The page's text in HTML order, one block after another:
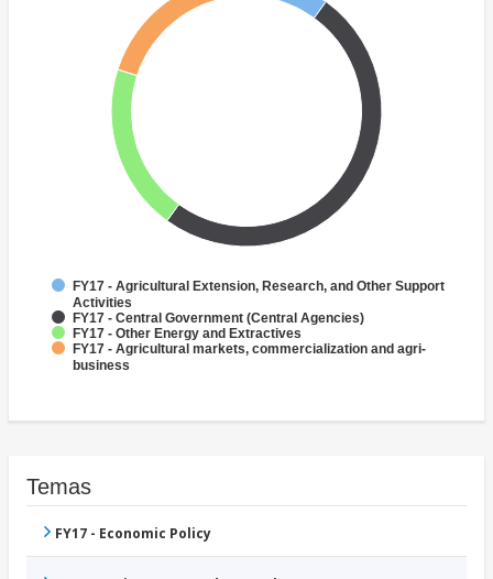
FY17 - Agricultural Extension, Research, and Other Support
Activities
FY17 - Central Government (Central Agencies)
FY17 - Other Energy and Extractives
FY17 - Agricultural markets, commercialization and agri-
business
Temas
FY17 - Economic Policy